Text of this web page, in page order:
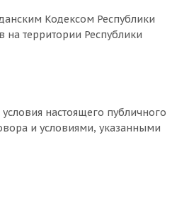
Кодексом Республики
территории Республики
настоящего публичного
и условиями, указанными